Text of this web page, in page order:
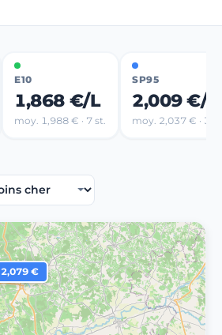
E10
1,868 €/L
moy. 1,988 € · 7 st.
SP95
2,009 €/L
moy. 2,037 € · 3
2,079 €